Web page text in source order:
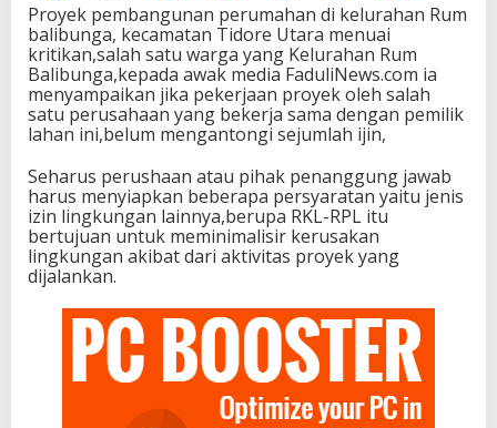
Proyek pembangunan perumahan di kelurahan Rum
balibunga, kecamatan Tidore Utara menuai
kritikan,salah satu warga yang Kelurahan Rum
Balibunga,kepada awak media FaduliNews.com ia
menyampaikan jika pekerjaan proyek oleh salah
satu perusahaan yang bekerja sama dengan pemilik
lahan ini,belum mengantongi sejumlah ijin,
Seharus perushaan atau pihak penanggung jawab
harus menyiapkan beberapa persyaratan yaitu jenis
izin lingkungan lainnya,berupa RKL-RPL itu
bertujuan untuk meminimalisir kerusakan
lingkungan akibat dari aktivitas proyek yang
dijalankan.